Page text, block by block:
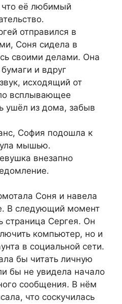
что её любимый
отправился в
Соня сидела в
своими делами. Она
и вдруг
исходящий от
всплывающее
ушёл из дома, забыв
София подошла к
мышью.
внезапно
Соня и навела
В следующий момент
страница Сергея. Он
компьютер, но и
в социальной сети.
бы читать личную
бы не увидела начало
сообщения. В нём
что соскучилась